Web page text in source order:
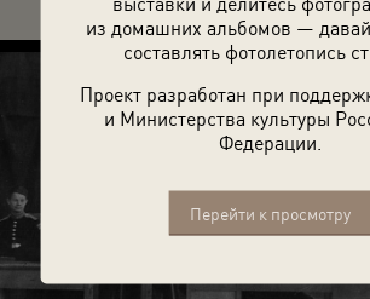
из домашних альбомов —
составлять фотолетопись
Проект разработан при
и Министерства культуры
Федерации.
Перейти к просмотру